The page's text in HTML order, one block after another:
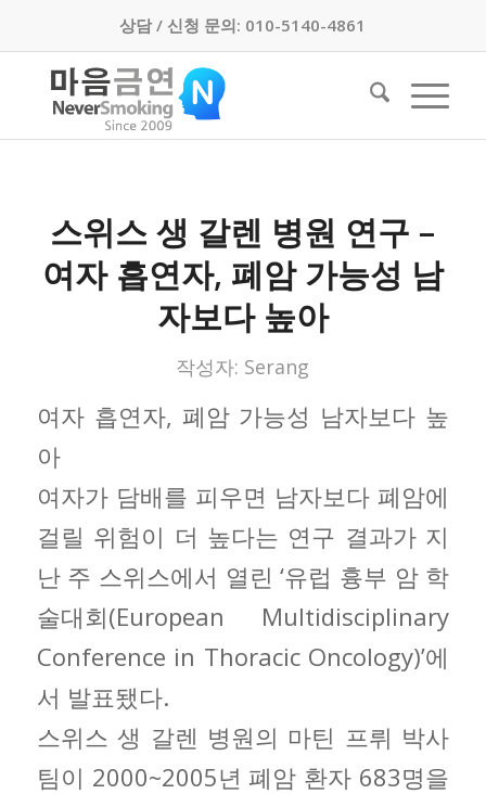
상담 / 신청 문의: 010-5140-4861
스위스 생 갈렌 병원 연구 –
여자 흡연자, 폐암 가능성 남
자보다 높아
작성자: Serang
여자 흡연자, 폐암 가능성 남자보다 높
아
여자가 담배를 피우면 남자보다 폐암에
걸릴 위험이 더 높다는 연구 결과가 지
난 주 스위스에서 열린 ‘유럽 흉부 암 학
술대회(European Multidisciplinary
Conference in Thoracic Oncology)’에
서 발표됐다.
스위스 생 갈렌 병원의 마틴 프뤼 박사
팀이 2000~2005년 폐암 환자 683명을